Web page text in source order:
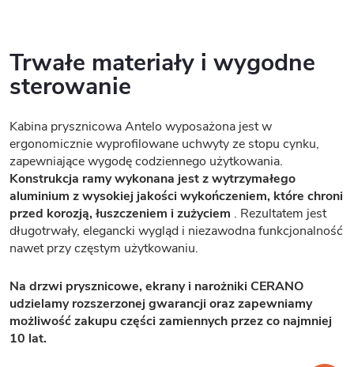
Trwałe materiały i wygodne
sterowanie
Kabina prysznicowa Antelo wyposażona jest w
ergonomicznie wyprofilowane uchwyty ze stopu cynku,
zapewniające wygodę codziennego użytkowania.
Konstrukcja ramy wykonana jest z wytrzymałego
aluminium z wysokiej jakości wykończeniem, które chroni
przed korozją, łuszczeniem i zużyciem . Rezultatem jest
długotrwały, elegancki wygląd i niezawodna funkcjonalność
nawet przy częstym użytkowaniu.
Na drzwi prysznicowe, ekrany i narożniki CERANO
udzielamy rozszerzonej gwarancji oraz zapewniamy
możliwość zakupu części zamiennych przez co najmniej
10 lat.